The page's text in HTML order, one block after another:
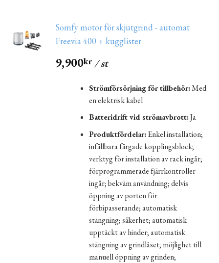
Somfy motor för skjutgrind - automat
Freevia 400 + kugglister
9,900kr / st
Strömförsörjning för tillbehör:Med
en elektrisk kabel
Batteridrift vid strömavbrott:Ja
Produktfördelar:Enkel installation;
infällbara färgade kopplingsblock;
verktyg för installation av rack ingår;
förprogrammerade fjärrkontroller
ingår; bekväm användning; delvis
öppning av porten för
förbipasserande; automatisk
stängning; säkerhet; automatisk
upptäckt av hinder; automatisk
stängning av grindlåset; möjlighet till
manuell öppning av grinden;